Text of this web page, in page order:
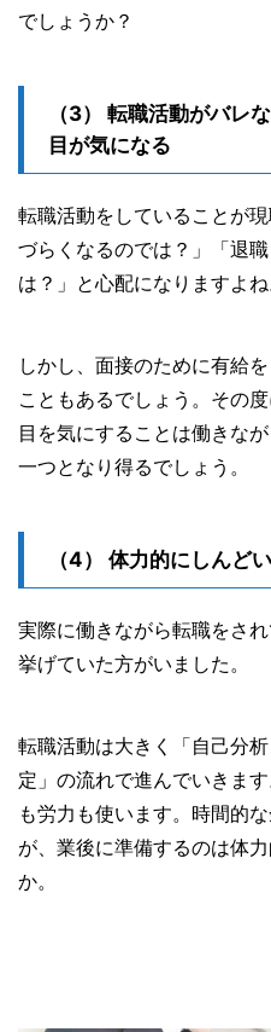
でしょうか？
転職活動がバレ
目が気になる
転職活動をしていることが
づらくなるのでは？」「退
は？」と心配になりますよね
しかし、面接のために有給
こともあるでしょう。その
目を気にすることは働きな
一つとなり得るでしょう。
体力的にしんどい
実際に働きながら転職をさ
挙げていた方がいました。
転職活動は大きく「自己
定」の流れで進んでいきま
も労力も使います。時間的
が、業後に準備するのは体
か。